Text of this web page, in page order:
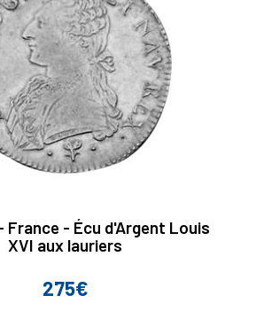
France - Écu d'Argent Louis
XVI aux lauriers
Prix
275€